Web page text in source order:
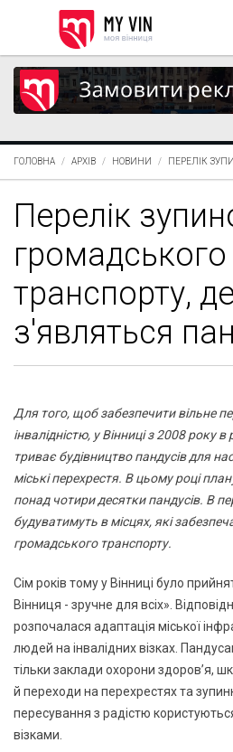
ГОЛОВНА АРХІВ НОВИНИ ПЕРЕЛІК
Перелік
громадського
транспорту,
з'являться
Для того, щоб забезпечити вільне
інвалідністю, у Вінниці з 2008 року
триває будівництво пандусів для
міські перехрестя. В цьому році
понад чотири десятки пандусів. В
будуватимуть в місцях, які
громадського транспорту.
Сім років тому у Вінниці було
Вінниця - зручне для всіх».
розпочалася адаптація міської
людей на інвалідних візках.
тільки заклади охорони здоров’я,
й переходи на перехрестях та
пересування з радістю
візками.